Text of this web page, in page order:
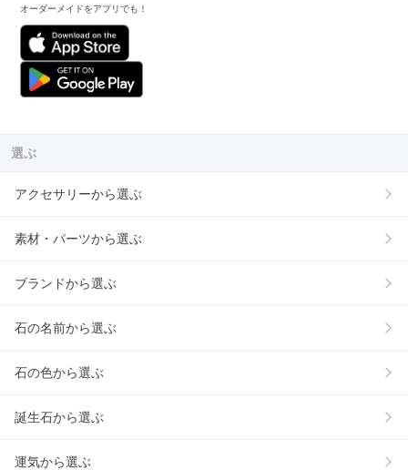
オーダーメイドをアプリでも！
選ぶ
アクセサリーから選ぶ
素材・パーツから選ぶ
ブランドから選ぶ
石の名前から選ぶ
石の色から選ぶ
誕生石から選ぶ
運気から選ぶ